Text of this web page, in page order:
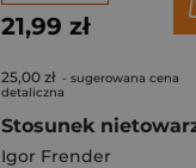
21,99 zł
25,00 zł - sugerowana cena
detaliczna
Igor Frender